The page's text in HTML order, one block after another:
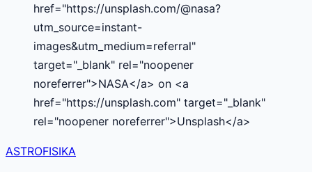
href="https://unsplash.com/@nasa?
utm_source=instant-
images&utm_medium=referral"
target="_blank" rel="noopener
noreferrer">NASA</a> on <a
href="https://unsplash.com" target="_blank"
rel="noopener noreferrer">Unsplash</a>
ASTROFISIKA